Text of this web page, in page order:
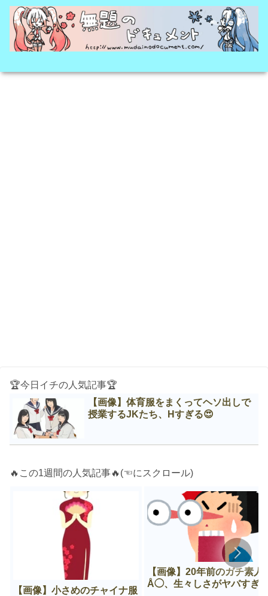
🏆今日イチの人気記事🏆
【画像】体育服をまくってヘソ出しで
授業するJKたち、Нすぎる😍
🔥この1週間の人気記事🔥(☜にスクロール)
【画像】小さめのチャイナ服
【画像】20年前のガチ素人
Å◯、生々しさがヤバすぎ